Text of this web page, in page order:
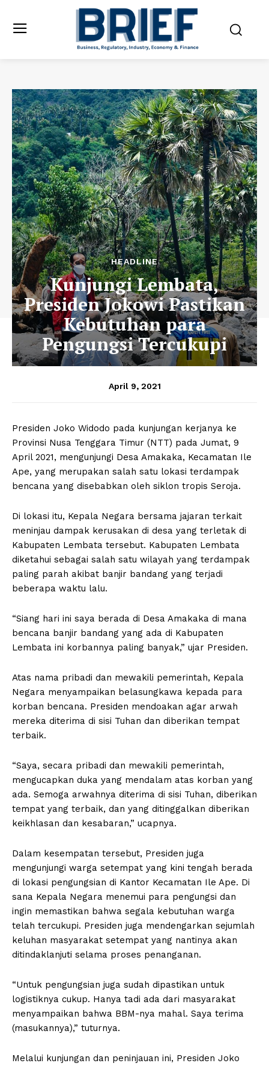
HEADLINE
Kunjungi Lembata,
Presiden Jokowi Pastikan
Kebutuhan para
Pengungsi Tercukupi
April 9, 2021
Presiden Joko Widodo pada kunjungan kerjanya ke
Provinsi Nusa Tenggara Timur (NTT) pada Jumat, 9
April 2021, mengunjungi Desa Amakaka, Kecamatan Ile
Ape, yang merupakan salah satu lokasi terdampak
bencana yang disebabkan oleh siklon tropis Seroja.
Di lokasi itu, Kepala Negara bersama jajaran terkait
meninjau dampak kerusakan di desa yang terletak di
Kabupaten Lembata tersebut. Kabupaten Lembata
diketahui sebagai salah satu wilayah yang terdampak
paling parah akibat banjir bandang yang terjadi
beberapa waktu lalu.
“Siang hari ini saya berada di Desa Amakaka di mana
bencana banjir bandang yang ada di Kabupaten
Lembata ini korbannya paling banyak,” ujar Presiden.
Atas nama pribadi dan mewakili pemerintah, Kepala
Negara menyampaikan belasungkawa kepada para
korban bencana. Presiden mendoakan agar arwah
mereka diterima di sisi Tuhan dan diberikan tempat
terbaik.
“Saya, secara pribadi dan mewakili pemerintah,
mengucapkan duka yang mendalam atas korban yang
ada. Semoga arwahnya diterima di sisi Tuhan, diberikan
tempat yang terbaik, dan yang ditinggalkan diberikan
keikhlasan dan kesabaran,” ucapnya.
Dalam kesempatan tersebut, Presiden juga
mengunjungi warga setempat yang kini tengah berada
di lokasi pengungsian di Kantor Kecamatan Ile Ape. Di
sana Kepala Negara menemui para pengungsi dan
ingin memastikan bahwa segala kebutuhan warga
telah tercukupi. Presiden juga mendengarkan sejumlah
keluhan masyarakat setempat yang nantinya akan
ditindaklanjuti selama proses penanganan.
“Untuk pengungsian juga sudah dipastikan untuk
logistiknya cukup. Hanya tadi ada dari masyarakat
menyampaikan bahwa BBM-nya mahal. Saya terima
(masukannya),” tuturnya.
Melalui kunjungan dan peninjauan ini, Presiden Joko